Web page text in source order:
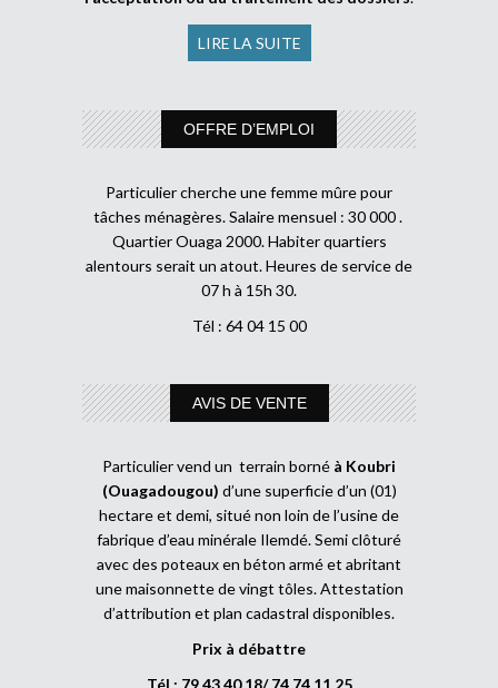
LIRE LA SUITE
OFFRE D’EMPLOI
Particulier cherche une femme mûre pour
tâches ménagères. Salaire mensuel : 30 000 .
Quartier Ouaga 2000. Habiter quartiers
alentours serait un atout. Heures de service de
07 h à 15h 30.
Tél : 64 04 15 00
AVIS DE VENTE
Particulier vend un terrain borné à Koubri
(Ouagadougou) d’une superficie d’un (01)
hectare et demi, situé non loin de l’usine de
fabrique d’eau minérale Ilemdé. Semi clôturé
avec des poteaux en béton armé et abritant
une maisonnette de vingt tôles. Attestation
d’attribution et plan cadastral disponibles.
Prix à débattre
Tél : 79 43 40 18/ 74 74 11 25